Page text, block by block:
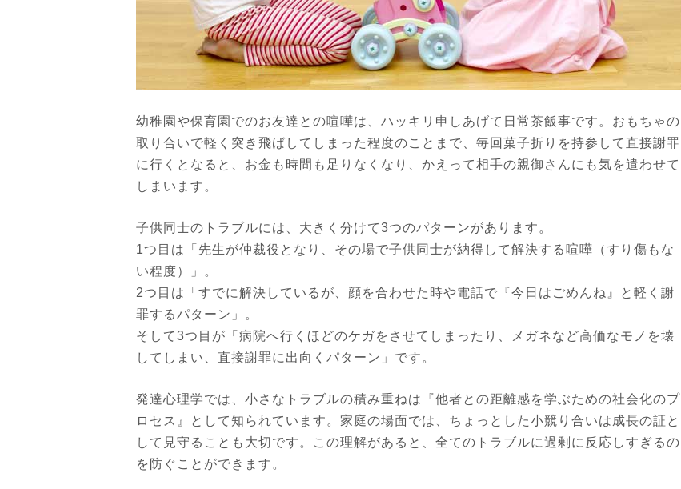
幼稚園や保育園でのお友達との喧嘩は、ハッキリ申しあげて日常茶飯事です。おもちゃの
取り合いで軽く突き飛ばしてしまった程度のことまで、毎回菓子折りを持参して直接謝罪
に行くとなると、お金も時間も足りなくなり、かえって相手の親御さんにも気を遣わせて
しまいます。
子供同士のトラブルには、大きく分けて3つのパターンがあります。
1つ目は「先生が仲裁役となり、その場で子供同士が納得して解決する喧嘩（すり傷もな
い程度）」。
2つ目は「すでに解決しているが、顔を合わせた時や電話で『今日はごめんね』と軽く謝
罪するパターン」。
そして3つ目が「病院へ行くほどのケガをさせてしまったり、メガネなど高価なモノを壊
してしまい、直接謝罪に出向くパターン」です。
発達心理学では、小さなトラブルの積み重ねは『他者との距離感を学ぶための社会化のプ
ロセス』として知られています。家庭の場面では、ちょっとした小競り合いは成長の証と
して見守ることも大切です。この理解があると、全てのトラブルに過剰に反応しすぎるの
を防ぐことができます。